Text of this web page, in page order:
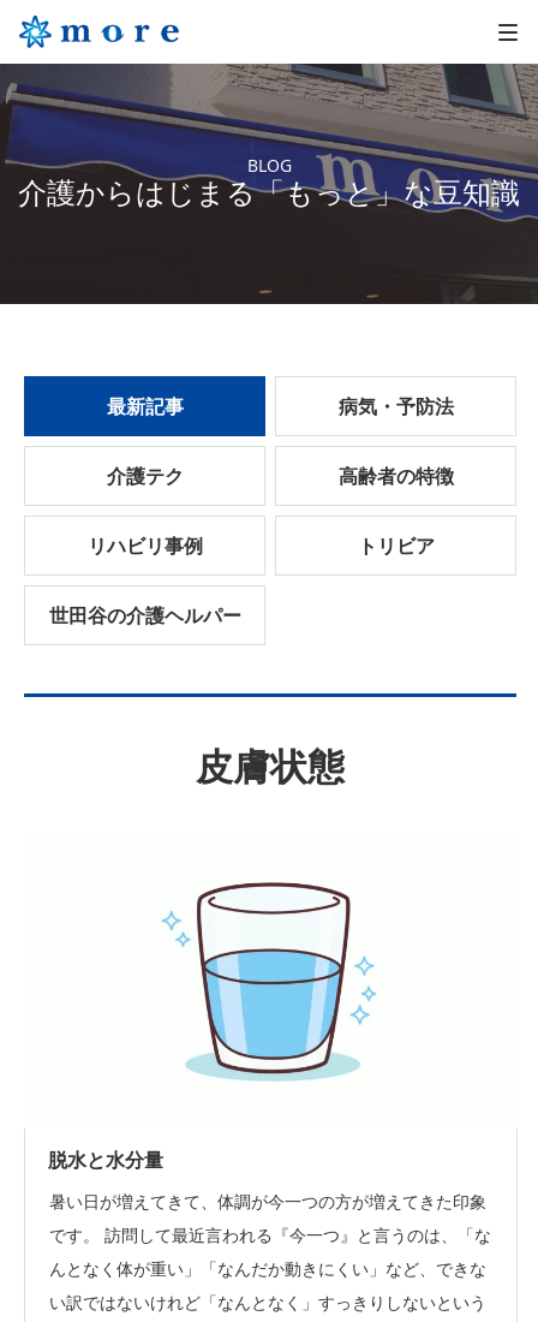
BLOG
介護からはじまる「もっと」な豆知識
最新記事 病気・予防法
介護テク 高齢者の特徴
リハビリ事例 トリビア
世田谷の介護ヘルパー
皮膚状態
脱水と水分量
暑い日が増えてきて、体調が今一つの方が増えてきた印象
です。 訪問して最近言われる『今一つ』と言うのは、「な
んとなく体が重い」「なんだか動きにくい」など、できな
い訳ではないけれど「なんとなく」すっきりしないという